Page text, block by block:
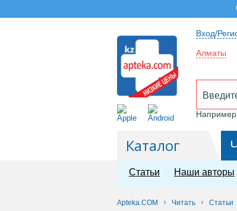
Вход/
Алматы
Каталог
Статьи Наши авторы
Apteka.COM Читать Статьи